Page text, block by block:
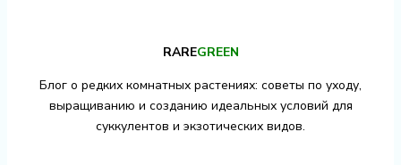
RAREGREEN
Блог о редких комнатных растениях: советы по уходу,
выращиванию и созданию идеальных условий для
суккулентов и экзотических видов.